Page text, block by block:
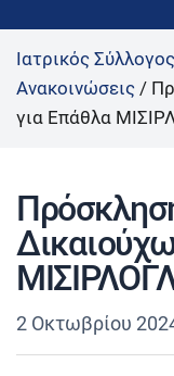
Ιατρικός
Ανακοινώσεις /
για Επάθλα
2 Οκτωβρίου